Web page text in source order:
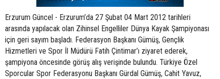
Erzurum Güncel - Erzurum’da 27 Şubat 04 Mart 2012 tarihleri
arasında yapılacak olan Zihinsel Engelliler Dünya Kayak Şampiyonası
için geri sayım başladı. Federasyon Başkanı Gümüş, Gençlik
Hizmetleri ve Spor İl Müdürü Fatih Çintimar’ı ziyaret ederek,
şampiyona öncesinde görüş alış verişinde bulundu. Türkiye Özel
Sporcular Spor Federasyonu Başkanı Gürdal Gümüş, Cahit Yavuz,